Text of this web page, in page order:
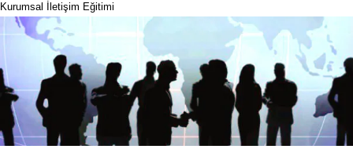
Kurumsal İletişim Eğitimi